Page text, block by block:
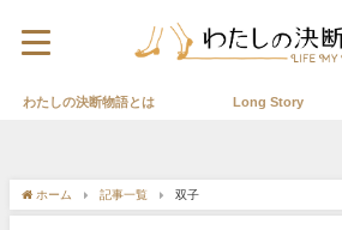
わたしの決断物語とは Long Story
ホーム 記事一覧 双子